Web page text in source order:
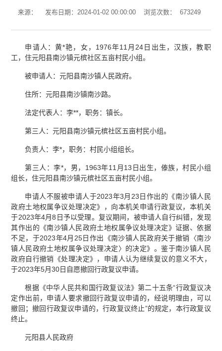
来源： 发布日期：2024-01-02 00:00:00 浏览次数： 673249
申请人：黄*艳，女，1976年11月24日出生，汉族，教职
工，住元阳县南沙镇元槟社区五亩村民小组。
被申请人：元阳县南沙镇人民政府。
住所：元阳县南沙镇南沙路。
法定代表人：李**，职务：镇长。
第三人：元阳县南沙镇元槟社区五亩村民小组。
负责人：李*，职务：村民小组组长。
第三人：李*，男，1963年11月13日出生，傣族，村民小组
组长，住元阳县南沙镇元槟社区五亩村民小组。
申请人不服被申请人于2023年3月23日作出的《南沙镇人民
政府土地权属争议处理决定》，向本机关申请行政复议，本机关
于2023年4月8日予以受理。复议期间，被申请人自行纠错，发现
其作出的《南沙镇人民政府土地权属争议处理决定》证据、依据
不足，于2023年4月25日作出《南沙镇人民政府关于撤销〈南沙
镇人民政府土地权属争议处理决定〉的决定》。鉴于南沙镇人民
政府自行撤销《处理决定》，申请人认为继续复议的意义不大，
于2023年5月30日自愿撤回行政复议申请。
根据《中华人民共和国行政复议法》第二十五条“行政复议决
定作出前，申请人要求撤回行政复议申请的，经说明理由，可以
撤回；撤回行政复议申请的，行政复议终止”的规定，本行政复议
终止。
元阳县人民政府